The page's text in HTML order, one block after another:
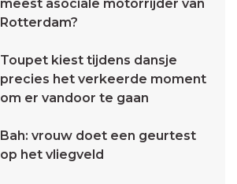
meest asociale motorrijder van
Rotterdam?
Toupet kiest tijdens dansje
precies het verkeerde moment
om er vandoor te gaan
Bah: vrouw doet een geurtest
op het vliegveld